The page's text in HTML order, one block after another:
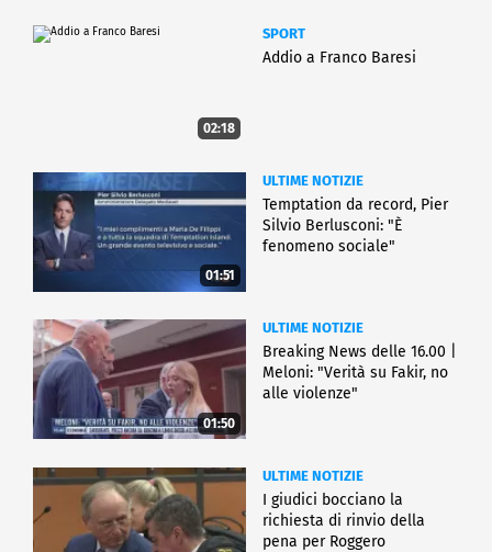
02:18
SPORT
Addio a Franco Baresi
01:51
ULTIME NOTIZIE
Temptation da record, Pier
Silvio Berlusconi: "È
fenomeno sociale"
01:50
ULTIME NOTIZIE
Breaking News delle 16.00 |
Meloni: "Verità su Fakir, no
alle violenze"
ULTIME NOTIZIE
I giudici bocciano la
richiesta di rinvio della
pena per Roggero